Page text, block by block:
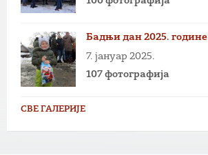
Бадњи дан 2025. године
7. јануар 2025.
107 фотографија
СВЕ ГАЛЕРИЈЕ